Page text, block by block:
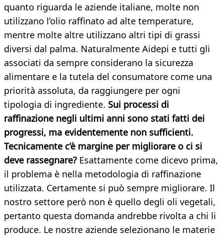
quanto riguarda le aziende italiane, molte non
utilizzano l’olio raffinato ad alte temperature,
mentre molte altre utilizzano altri tipi di grassi
diversi dal palma. Naturalmente Aidepi e tutti gli
associati da sempre considerano la sicurezza
alimentare e la tutela del consumatore come una
priorità assoluta, da raggiungere per ogni
tipologia di ingrediente. Sui processi di
raffinazione negli ultimi anni sono stati fatti dei
progressi, ma evidentemente non sufficienti.
Tecnicamente c’è margine per migliorare o ci si
deve rassegnare? Esattamente come dicevo prima,
il problema è nella metodologia di raffinazione
utilizzata. Certamente si può sempre migliorare. Il
nostro settore però non è quello degli oli vegetali,
pertanto questa domanda andrebbe rivolta a chi li
produce. Le nostre aziende selezionano le materie